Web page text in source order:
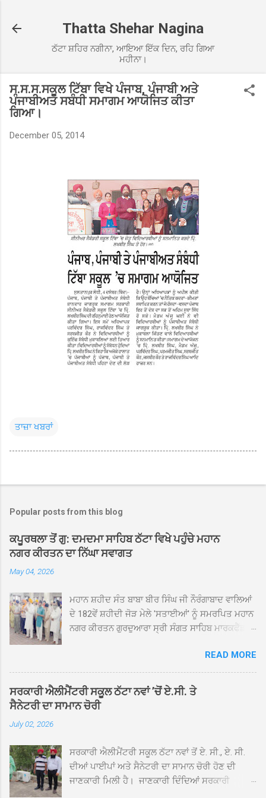
Thatta Shehar Nagina
ਠੱਟਾ ਸ਼ਹਿਰ ਨਗੀਨਾ, ਆਇਆ ਇੱਕ ਦਿਨ, ਰਹਿ ਗਿਆ
ਮਹੀਨਾ।
ਸ.ਸ.ਸ.ਸਕੂਲ ਟਿੱਬਾ ਵਿਖੇ ਪੰਜਾਬ, ਪੰਜਾਬੀ ਅਤੇ
ਪੰਜਾਬੀਅਤ ਸਬੰਧੀ ਸਮਾਗਮ ਆਯੋਜਿਤ ਕੀਤਾ
ਗਿਆ।
December 05, 2014
ਤਾਜ਼ਾ ਖਬਰਾਂ
Popular posts from this blog
ਕਪੂਰਥਲਾ ਤੋਂ ਗੁ: ਦਮਦਮਾ ਸਾਹਿਬ ਠੱਟਾ ਵਿਖੇ ਪਹੁੰਚੇ ਮਹਾਨ
ਨਗਰ ਕੀਰਤਨ ਦਾ ਨਿੱਘਾ ਸਵਾਗਤ
May 04, 2026
ਮਹਾਨ ਸ਼ਹੀਦ ਸੰਤ ਬਾਬਾ ਬੀਰ ਸਿੰਘ ਜੀ ਨੌਰੰਗਾਬਾਦ ਵਾਲਿਆਂ
ਦੇ 182ਵੇਂ ਸ਼ਹੀਦੀ ਜੋੜ ਮੇਲੇ 'ਸਤਾਈਆਂ' ਨੂੰ ਸਮਰਪਿਤ ਮਹਾਨ
ਨਗਰ ਕੀਰਤਨ ਗੁਰਦੁਆਰਾ ਸ੍ਰੀ ਸੰਗਤ ਸਾਹਿਬ ਮਾਰਕਫੈੱਡ
ਸਰਪ੍ਰਸਤੀ ਹੇਠ, ਪੰਜ ਪਿਆਰਿਆਂ ਦੀ ਅਗਵਾਈ ਵਿੱਚ
ਮਹੱਲਾ ਸੰਤਪੁਰਾ ਤੋਂ ਪ੍ਰਾਰੰਭ ਹੋ ਕੇ ਪਿੰਡ ਭਗਤਪੁਰ,
ਭਗਵਾਨਪੁਰ, ਝੁੱਗੀਆਂ ਗੁਲਾਮ, ਮਜਾਦਪੁਰ, ਕੁੱਲੀਆਂ, ਰੱਤਾ ਨੌ
ਅਬਾਦ, ਕੋਲੀਆਂਵਾਲ, ਅੱਡਾ ਸਾਬੂਵਾਲ, ਦਰੀਏਵਾਲ,
ਵਿਖੇ ਪਹੁੰਚਣ ’ਤੇ ਮੁੱਖ ਸੇਵਾਦਾਰ ਸੰਤ ਬਾਬਾ ਹਰਜੀਤ ਸਿੰਘ ਤੇ
ਇਲਾਕੇ ਦੀਆਂ ਸੰਗਤਾਂ ਵੱਲੋਂ ਜੈਕਾਰਿਆਂ ਦੀ ਗੂੰਜ ਵਿਚ ਨਿੱਘਾ
ਸਵਾਗਤ ਕੀਤਾ ਗਿਆ। ਗੁਰਦੁਆਰਾ ਸ੍ਰੀ ਦਮਦਮਾ ਸਾਹਿਬ
READ MORE
ਸਰਕਾਰੀ ਐਲੀਮੈਂਟਰੀ ਸਕੂਲ ਠੱਟਾ ਨਵਾਂ ’ਚੋਂ ਏ.ਸੀ. ਤੇ
ਸੈਨੇਟਰੀ ਦਾ ਸਾਮਾਨ ਚੋਰੀ
July 02, 2026
ਸਰਕਾਰੀ ਐਲੀਮੈਂਟਰੀ ਸਕੂਲ ਠੱਟਾ ਨਵਾਂ ਤੋਂ ਏ. ਸੀ., ਏ. ਸੀ.
ਦੀਆਂ ਪਾਈਪਾਂ ਅਤੇ ਸੈਨੇਟਰੀ ਦਾ ਸਾਮਾਨ ਚੋਰੀ ਹੋਣ ਦੀ
ਜਾਣਕਾਰੀ ਮਿਲੀ ਹੈ। ਜਾਣਕਾਰੀ ਦਿੰਦਿਆਂ ਸਰਕਾਰੀ